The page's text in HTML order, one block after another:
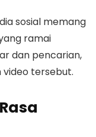
sosial memang
ramai
dan pencarian,
video tersebut.